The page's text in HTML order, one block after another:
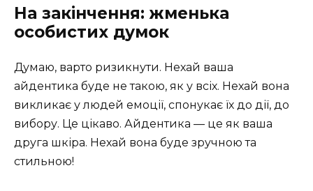
На закінчення: жменька
особистих думок
Думаю, варто ризикнути. Нехай ваша
айдентика буде не такою, як у всіх. Нехай вона
викликає у людей емоції, спонукає їх до дії, до
вибору. Це цікаво. Айдентика — це як ваша
друга шкіра. Нехай вона буде зручною та
стильною!